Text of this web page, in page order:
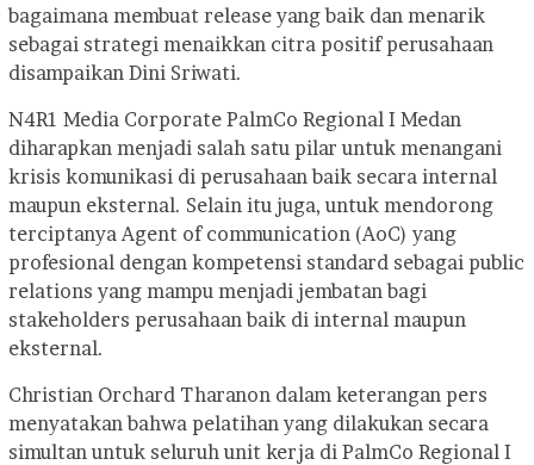
bagaimana membuat release yang baik dan menarik
sebagai strategi menaikkan citra positif perusahaan
disampaikan Dini Sriwati.
N4R1 Media Corporate PalmCo Regional I Medan
diharapkan menjadi salah satu pilar untuk menangani
krisis komunikasi di perusahaan baik secara internal
maupun eksternal. Selain itu juga, untuk mendorong
terciptanya Agent of communication (AoC) yang
profesional dengan kompetensi standard sebagai public
relations yang mampu menjadi jembatan bagi
stakeholders perusahaan baik di internal maupun
eksternal.
Christian Orchard Tharanon dalam keterangan pers
menyatakan bahwa pelatihan yang dilakukan secara
simultan untuk seluruh unit kerja di PalmCo Regional I